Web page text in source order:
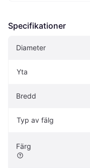
Specifikationer
Diameter
Yta
Bredd
Typ av fälg
Färg